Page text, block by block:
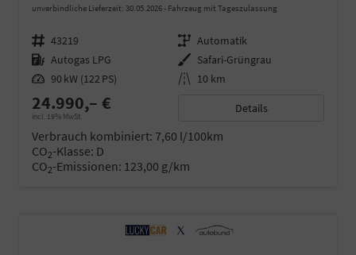
unverbindliche Lieferzeit: 30.05.2026 Fahrzeug mit Tageszulassung
Fahrzeugnr. 43219 Getriebe Automatik
Kraftstoff Autogas LPG Außenfarbe Safari-Grüngrau
Leistung 90 kW (122 PS) Kilometerstand 10 km
24.990,– €
incl. 19% MwSt.
Details
Verbrauch kombiniert: 7,60 l/100km
CO2-Klasse: D
CO2-Emissionen: 123,00 g/km